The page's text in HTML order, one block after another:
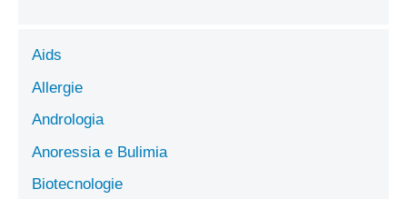
Aids
Allergie
Andrologia
Anoressia e Bulimia
Biotecnologie